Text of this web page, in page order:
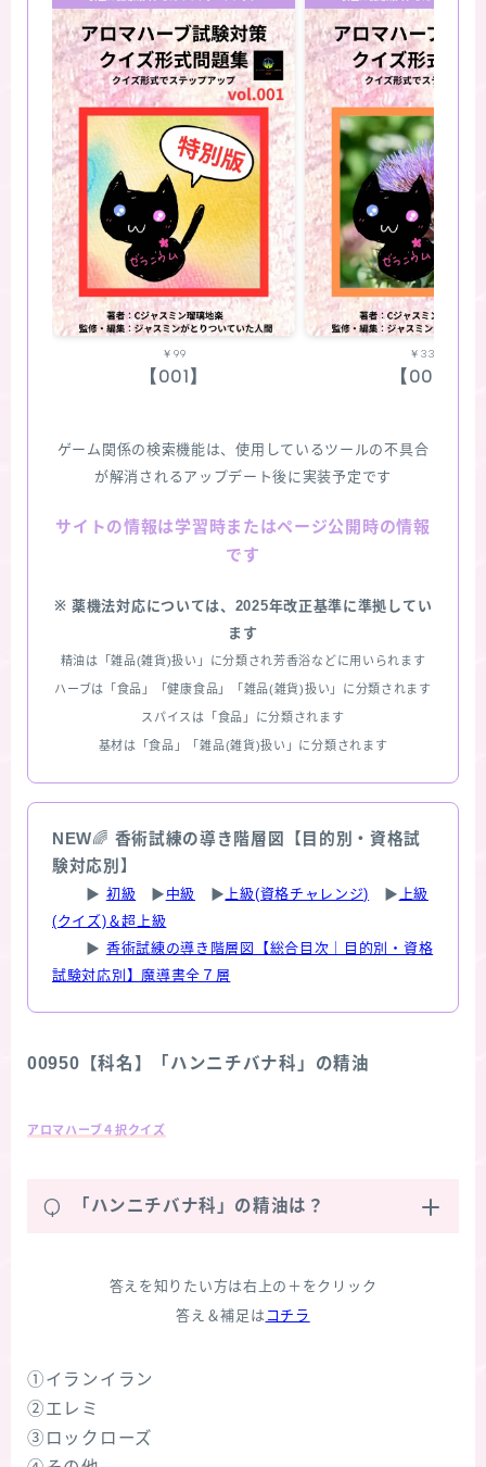
￥99
【001】
￥330
【002】
ゲーム関係の検索機能は、使用しているツールの不具合
が解消されるアップデート後に実装予定です
サイトの情報は学習時またはページ公開時の情報
です
※ 薬機法対応については、2025年改正基準に準拠してい
ます
精油は「雑品(雑貨)扱い」に分類され芳香浴などに用いられます
ハーブは「食品」「健康食品」「雑品(雑貨)扱い」に分類されます
スパイスは「食品」に分類されます
基材は「食品」「雑品(雑貨)扱い」に分類されます
NEW🌈 香術試練の導き階層図【目的別・資格試
験対応別】
▶ 初級 ▶ 中級 ▶ 上級(資格チャレンジ) ▶ 上級
(クイズ)＆超上級
▶ 香術試練の導き階層図【総合目次｜目的別・資格
試験対応別】魔導書全７層
00950【科名】「ハンニチバナ科」の精油
アロマハーブ４択クイズ
Q 「ハンニチバナ科」の精油は？
答えを知りたい方は右上の＋をクリック
答え＆補足は コチラ
①イランイラン
②エレミ
③ロックローズ